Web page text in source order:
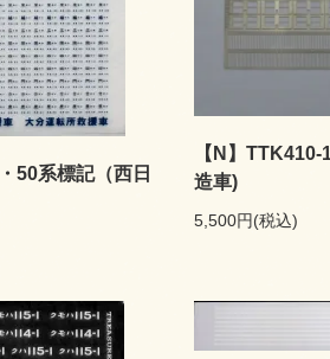
50系標記（西日
【N】
造車)
5,500円(税込)